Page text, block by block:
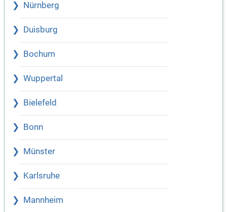
Nürnberg
Duisburg
Bochum
Wuppertal
Bielefeld
Bonn
Münster
Karlsruhe
Mannheim